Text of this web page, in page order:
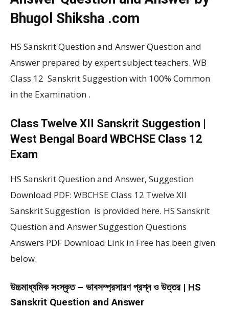
Bhugol Shiksha .com
HS Sanskrit Question and Answer Question and
Answer prepared by expert subject teachers. WB
Class 12 Sanskrit Suggestion with 100% Common
in the Examination .
Class Twelve XII Sanskrit Suggestion |
West Bengal Board WBCHSE Class 12
Exam
HS Sanskrit Question and Answer, Suggestion
Download PDF: WBCHSE Class 12 Twelve XII
Sanskrit Suggestion is provided here. HS Sanskrit
Question and Answer Suggestion Questions
Answers PDF Download Link in Free has been given
below.
উচ্চমাধ্যমিক সংস্কৃত – ভাবসম্প্রসারণ প্রশ্ন ও উত্তর | HS
Sanskrit Question and Answer